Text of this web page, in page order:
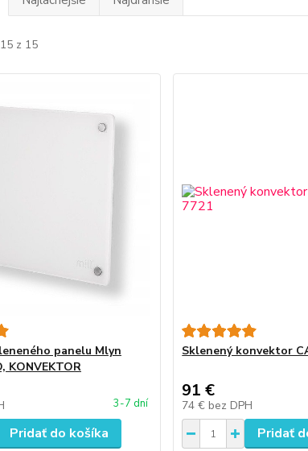
z 15
panelu Mlyn
KONVEKTOR
3-7 dní
Pridať do košíka
Sklenený konvektor
91 €
74 € bez DPH
Pridať